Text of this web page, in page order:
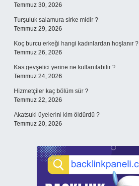
Temmuz 30, 2026
Turşuluk salamura sirke midir ?
Temmuz 29, 2026
Koç burcu erkeği hangi kadınlardan hoşlanır ?
Temmuz 26, 2026
Kas gevşetici yerine ne kullanılabilir ?
Temmuz 24, 2026
Hizmetçiler kaç bölüm sür ?
Temmuz 22, 2026
Akatsuki üyelerini kim öldürdü ?
Temmuz 20, 2026